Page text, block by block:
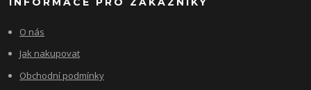
O nás
Jak nakupovat
Obchodní podmínky